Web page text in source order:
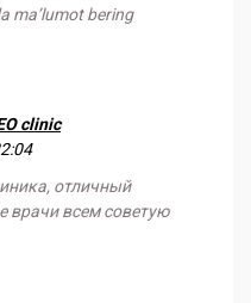
maʼlumot bering
clinic
отличный
врачи всем советую